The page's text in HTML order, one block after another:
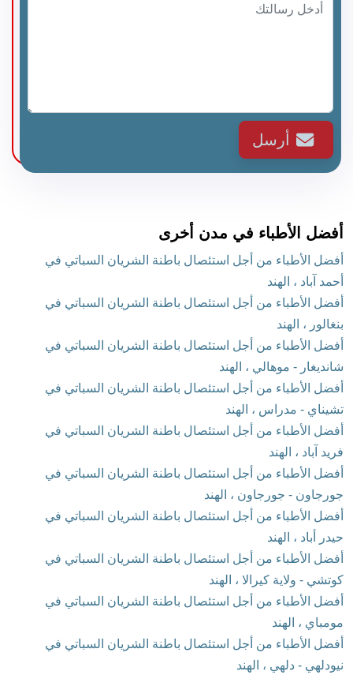
أرسل
أفضل الأطباء في مدن أخرى
أفضل الأطباء من أجل استئصال باطنة الشريان السباتي في
أحمد آباد ، الهند
أفضل الأطباء من أجل استئصال باطنة الشريان السباتي في
بنغالور ، الهند
أفضل الأطباء من أجل استئصال باطنة الشريان السباتي في
شانديغار - موهالي ، الهند
أفضل الأطباء من أجل استئصال باطنة الشريان السباتي في
تشيناي - مدراس ، الهند
أفضل الأطباء من أجل استئصال باطنة الشريان السباتي في
فريد آباد ، الهند
أفضل الأطباء من أجل استئصال باطنة الشريان السباتي في
جورجاون - جورجاون ، الهند
أفضل الأطباء من أجل استئصال باطنة الشريان السباتي في
حيدر أباد ، الهند
أفضل الأطباء من أجل استئصال باطنة الشريان السباتي في
كوتشي - ولاية كيرالا ، الهند
أفضل الأطباء من أجل استئصال باطنة الشريان السباتي في
مومباي ، الهند
أفضل الأطباء من أجل استئصال باطنة الشريان السباتي في
نيودلهي - دلهي ، الهند